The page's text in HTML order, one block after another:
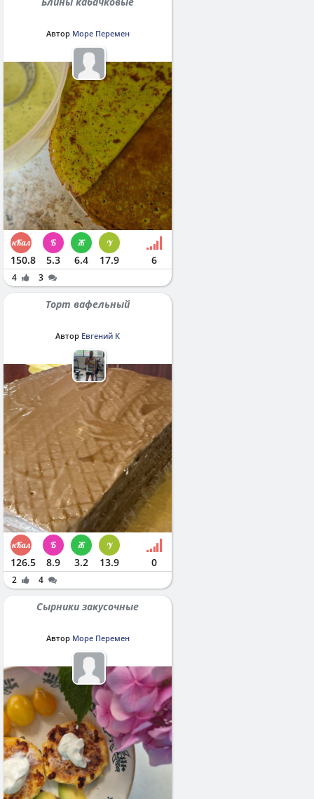
Автор Море Перемен
150.8 5.3 6.4 17.9 6
4 3
Торт вафельный
Автор Евгений К
126.5 8.9 3.2 13.9 0
2 4
Сырники закусочные
Автор Море Перемен